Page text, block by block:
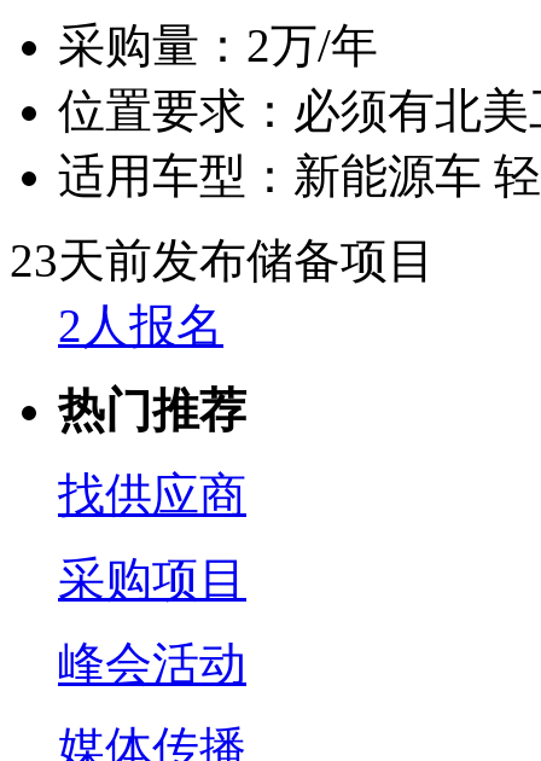
采购量： 2万/年
位置要求： 必须有北
适用车型： 新能源车
23天前发布储备项目
2人报名
热门推荐
找供应商
采购项目
峰会活动
媒体传播